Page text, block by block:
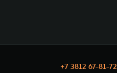
+7 3812 67-81-72